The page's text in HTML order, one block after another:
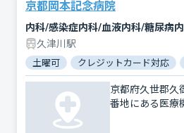
京都岡本記念病院
久津川駅
土曜可 クレジットカード対応
京都府久世郡久
番地にある医療